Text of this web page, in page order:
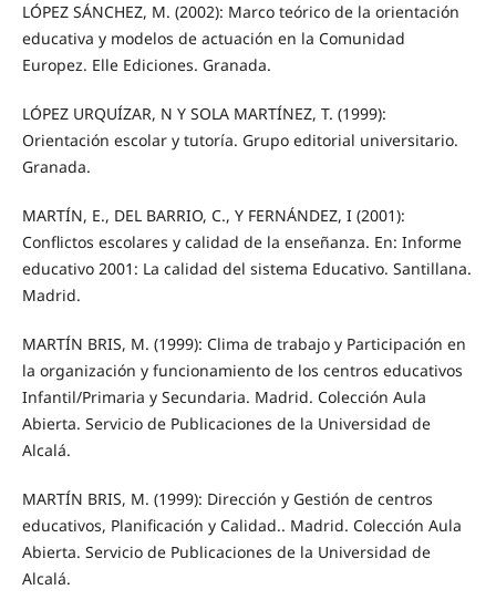
LÓPEZ SÁNCHEZ, M. (2002): Marco teórico de la orientación
educativa y modelos de actuación en la Comunidad
Europez. Elle Ediciones. Granada.
LÓPEZ URQUÍZAR, N Y SOLA MARTÍNEZ, T. (1999):
Orientación escolar y tutoría. Grupo editorial universitario.
Granada.
MARTÍN, E., DEL BARRIO, C., Y FERNÁNDEZ, I (2001):
Conflictos escolares y calidad de la enseñanza. En: Informe
educativo 2001: La calidad del sistema Educativo. Santillana.
Madrid.
MARTÍN BRIS, M. (1999): Clima de trabajo y Participación en
la organización y funcionamiento de los centros educativos
Infantil/Primaria y Secundaria. Madrid. Colección Aula
Abierta. Servicio de Publicaciones de la Universidad de
Alcalá.
MARTÍN BRIS, M. (1999): Dirección y Gestión de centros
educativos, Planificación y Calidad.. Madrid. Colección Aula
Abierta. Servicio de Publicaciones de la Universidad de
Alcalá.